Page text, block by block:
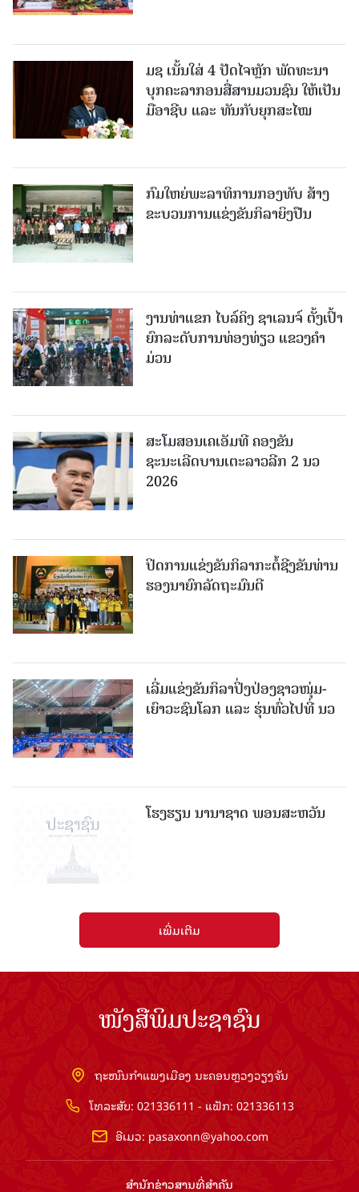
ມຊ ເນັ້ນໃສ່ 4 ປັດໄຈຫຼັກ ພັດທະນາ
ບຸກຄະລາກອນສື່ສານມວນຊົນ ໃຫ້ເປັນ
ມືອາຊີບ ແລະ ທັນກັບຍຸກສະໄໝ
ກົມໃຫຍ່ພະລາທິການກອງທັບ ສ້າງ
ຂະບວນການແຂ່ງຂັນກິລາຍິງປືນ
ງານທ່າແຂກ ໄບລ໌ຄິງ ຊາເລນຈ໌ ຕັ້ງເປົ້າ
ຍົກລະດັບການທ່ອງທ່ຽວ ແຂວງຄໍາ
ມ່ວນ
ສະໂມສອນເຄເອັມທີ ຄອງຂັນ
ຊະນະເລີດບານເຕະລາວລີກ 2 ນວ
2026
ປິດການແຂ່ງຂັນກິລາກະຕໍ້ຊີງຂັນທ່ານ
ຮອງນາຍົກລັດຖະມົນຕີ
ເລີ່ມແຂ່ງຂັນກິລາປິ່ງປ່ອງຊາວໜຸ່ມ-
ເຍົາວະຊົນໂລກ ແລະ ຮຸ່ນທົ່ວໄປທີ່ ນວ
ໂຮງຮຽນ ນານາຊາດ ພອນສະຫວັນ
ເພີ່ມເຕີມ
ໜັງສືພິມປະຊາຊົນ
ຖະໜົນກຳແພງເມືອງ ນະຄອນຫຼວງວຽງຈັນ
ໂທລະສັບ: 021336111 - ແຟັກ: 021336113
ອີເມວ: pasaxonn@yahoo.com
ສຳ​ນັກ​ຂ່າວ​ສານ​ທີ່​ສຳ​ຄັນ​